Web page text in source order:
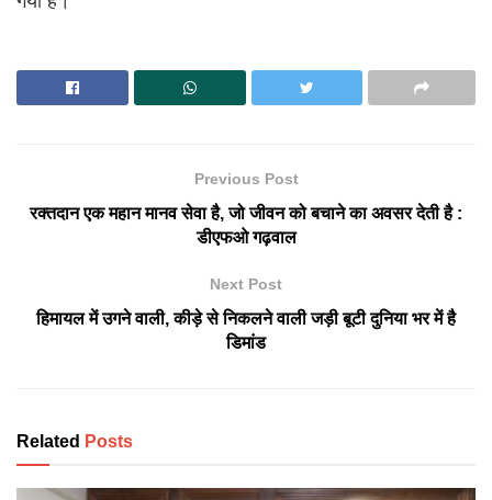
Previous Post
रक्तदान एक महान मानव सेवा है, जो जीवन को बचाने का अवसर देती है :
डीएफओ गढ़वाल
Next Post
हिमायल में उगने वाली, कीड़े से निकलने वाली जड़ी बूटी दुनिया भर में है
डिमांड
Related Posts